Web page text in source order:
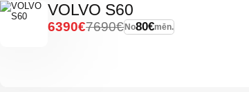
VOLVO S60
No80€mēn.
7690€
6390€